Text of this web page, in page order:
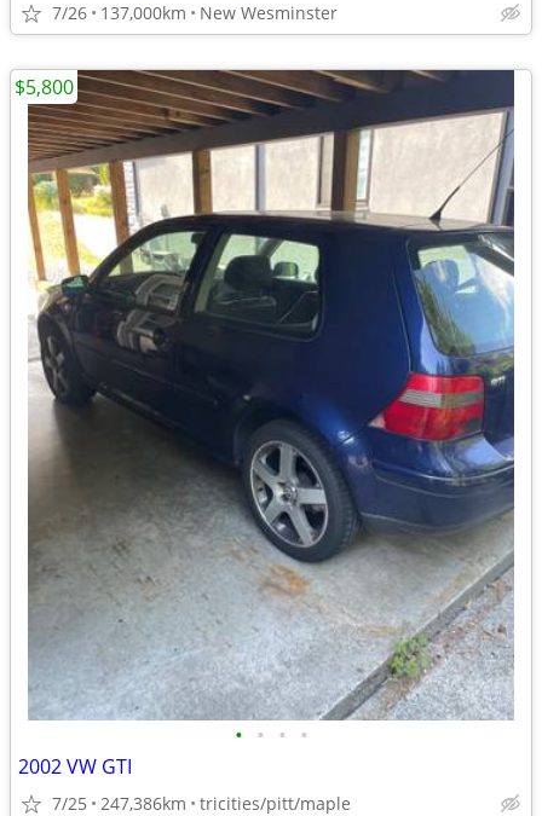
7/26 137,000km New Wesminster
• • • •
2002 VW GTI
7/25 247,386km tricities/pitt/maple
$5,800